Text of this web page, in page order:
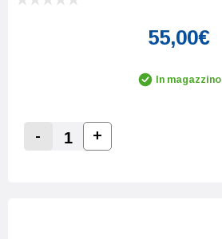
55,00€
In magazzino
Decrease Quantity:
-
Increase Quantity:
+